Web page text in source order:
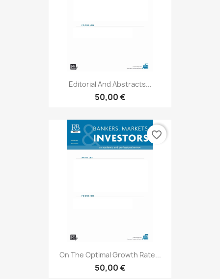
Editorial And Abstracts...
50,00 €
On The Optimal Growth Rate...
50,00 €
favorite_border